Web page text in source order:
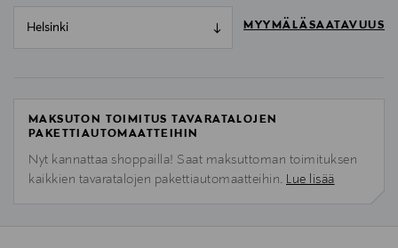
Helsinki MYYMÄLÄSAATAVUUS
MAKSUTON TOIMITUS TAVARATALOJEN
PAKETTIAUTOMAATTEIHIN
Nyt kannattaa shoppailla! Saat maksuttoman toimituksen
kaikkien tavaratalojen pakettiautomaatteihin. Lue lisää